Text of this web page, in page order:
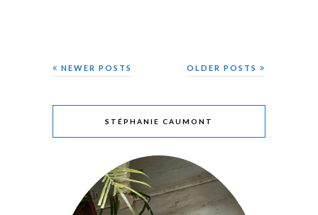
OLDER POSTS
NEWER POSTS
STÉPHANIE CAUMONT